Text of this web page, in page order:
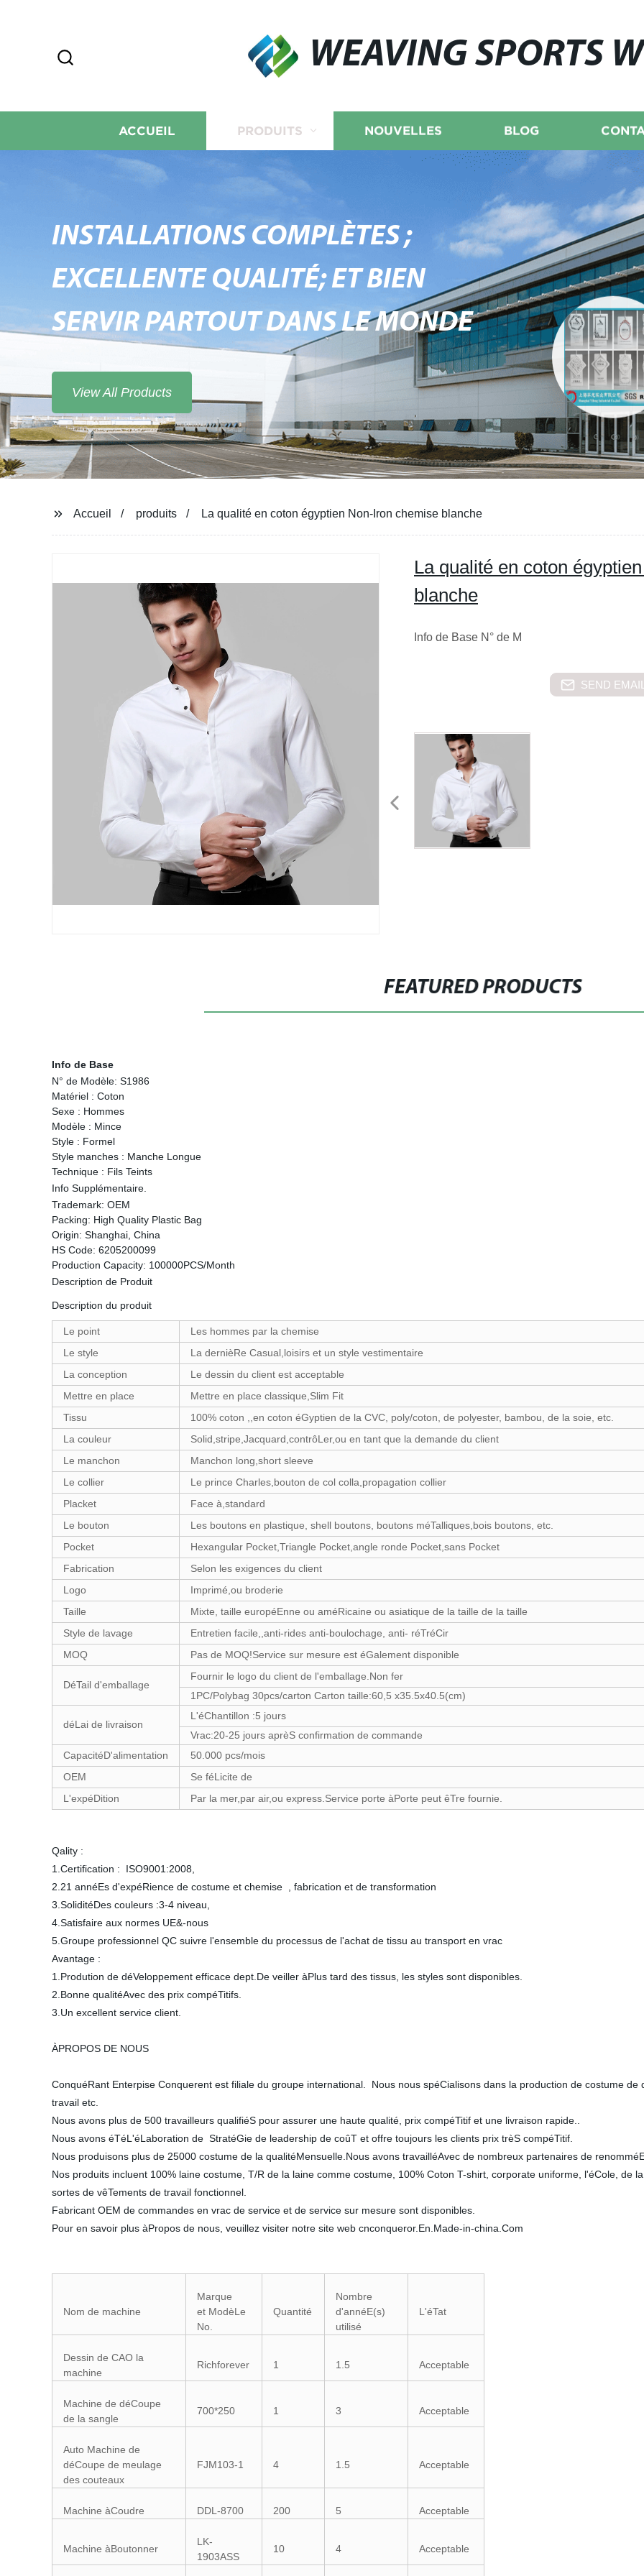
WEAVING SPORTS
ACCUEIL PRODUITS NOUVELLES BLOG
INSTALLATIONS COMPLÈTES ;
EXCELLENTE QUALITÉ; ET BIEN
SERVIR PARTOUT DANS LE MONDE
View All Products
Accueil produits La qualité en coton égyptien Non-Iron chemise blanche
La qualité en coton
blanche
Info de Base N° de M
SEND
FEATURED PRODUCTS
Info de Base
N° de Modèle: S1986
Matériel : Coton
Sexe : Hommes
Modèle : Mince
Style : Formel
Style manches : Manche Longue
Technique : Fils Teints
Info Supplémentaire.
Trademark: OEM
Packing: High Quality Plastic Bag
Origin: Shanghai, China
HS Code: 6205200099
Production Capacity: 100000PCS/Month
Description de Produit
Description du produit
Le point
Les hommes par la chemise
Le style
La dernièRe Casual,loisirs et un style vestimentaire
La conception
Le dessin du client est acceptable
Mettre en place
Mettre en place classique,Slim Fit
Tissu
100% coton ,,en coton éGyptien de la CVC, poly/coton, de polyester, bambou, de la soie, etc.
La couleur
Solid,stripe,Jacquard,contrôLer,ou en tant que la demande du client
Le manchon
Manchon long,short sleeve
Le collier
Le prince Charles,bouton de col colla,propagation collier
Placket
Face à,standard
Le bouton
Les boutons en plastique, shell boutons, boutons méTalliques,bois boutons, etc.
Pocket
Hexangular Pocket,Triangle Pocket,angle ronde Pocket,sans Pocket
Fabrication
Selon les exigences du client
Logo
Imprimé,ou broderie
Taille
Mixte, taille européEnne ou améRicaine ou asiatique de la taille de la taille
Style de lavage
Entretien facile,,anti-rides anti-boulochage, anti- réTréCir
MOQ
Pas de MOQ!Service sur mesure est éGalement disponible
DéTail d'emballage
Fournir le logo du client de l'emballage.Non fer
1PC/Polybag 30pcs/carton Carton taille:60,5 x35.5x40.5(cm)
déLai de livraison
L'éChantillon :5 jours
Vrac:20-25 jours aprèS confirmation de commande
CapacitéD'alimentation
50.000 pcs/mois
OEM
Se féLicite de
L'expéDition
Par la mer,par air,ou express.Service porte àPorte peut êTre fournie.
Qality :
1.Certification : ISO9001:2008,
2.21 annéEs d'expéRience de costume et chemise , fabrication et de transformation
3.SoliditéDes couleurs :3-4 niveau,
4.Satisfaire aux normes UE&-nous
5.Groupe professionnel QC suivre l'ensemble du processus de l'achat de tissu au transport en vrac
Avantage :
1.Prodution de déVeloppement efficace dept.De veiller àPlus tard des tissus, les styles sont disponibles.
2.Bonne qualitéAvec des prix compéTitifs.
3.Un excellent service client.
ÀPROPOS DE NOUS
ConquéRant Enterpise Conquerent est filiale du groupe international. Nous nous spéCialisons dans la production de costume
travail etc.
Nous avons plus de 500 travailleurs qualifiéS pour assurer une haute qualité, prix compéTitif et une livraison rapide..
Nous avons éTéL'éLaboration de StratéGie de leadership de coûT et offre toujours les clients prix trèS compéTitif.
Nous produisons plus de 25000 costume de la qualitéMensuelle.Nous avons travailléAvec de nombreux partenaires de
Nos produits incluent 100% laine costume, T/R de la laine comme costume, 100% Coton T-shirt, corporate uniforme, l'éCole, de
sortes de vêTements de travail fonctionnel.
Fabricant OEM de commandes en vrac de service et de service sur mesure sont disponibles.
Pour en savoir plus àPropos de nous, veuillez visiter notre site web cnconqueror.En.Made-in-china.Com
Nom de machine
Marque
et ModèLe
No.
Quantité
Nombre
d'annéE(s)
utilisé
L'éTat
Dessin de CAO la
machine
Richforever 1 1.5 Acceptable
Machine de déCoupe
de la sangle
700*250 1 3 Acceptable
Auto Machine de
déCoupe de meulage
des couteaux
FJM103-1 4 1.5 Acceptable
Machine àCoudre DDL-8700 200 5 Acceptable
Machine àBoutonner
LK-
1903ASS
10 4 Acceptable